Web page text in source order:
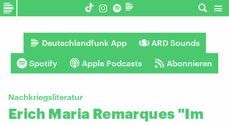
Deutschlandfunk App ARD Sounds
Spotify Apple Podcasts Abonnieren
Nachkriegsliteratur
Erich Maria Remarques "Im